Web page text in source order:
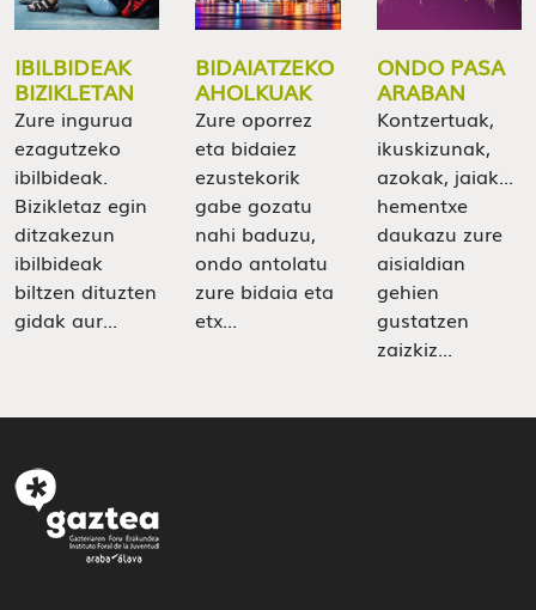
IBILBIDEAK
BIZIKLETAN
Zure ingurua
ezagutzeko
ibilbideak.
Bizikletaz egin
ditzakezun
ibilbideak
biltzen dituzten
gidak aur...
BIDAIATZEKO
AHOLKUAK
Zure oporrez
eta bidaiez
ezustekorik
gabe gozatu
nahi baduzu,
ondo antolatu
zure bidaia eta
etx...
ONDO PASA
ARABAN
Kontzertuak,
ikuskizunak,
azokak, jaiak...
hementxe
daukazu zure
aisialdian
gehien
gustatzen
zaizkiz...